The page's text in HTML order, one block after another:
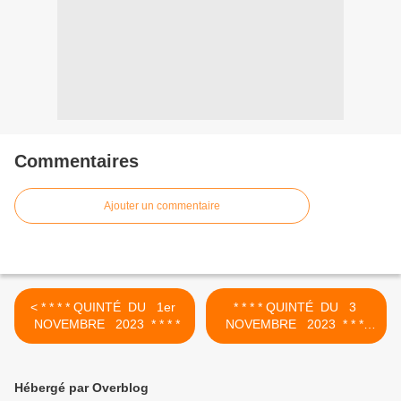
Commentaires
Ajouter un commentaire
< * * * * QUINTÉ DU 1er
NOVEMBRE 2023 * * * *
* * * * QUINTÉ DU 3
NOVEMBRE 2023 * * * *
>
Hébergé par Overblog